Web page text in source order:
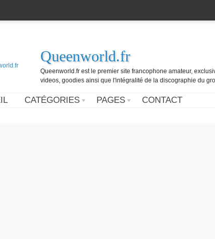
Queenworld.fr
Queenworld.fr est le premier site francophone amateur,
videos, goodies ainsi que l'intégralité de la discographie du
CATÉGORIES PAGES CONTACT